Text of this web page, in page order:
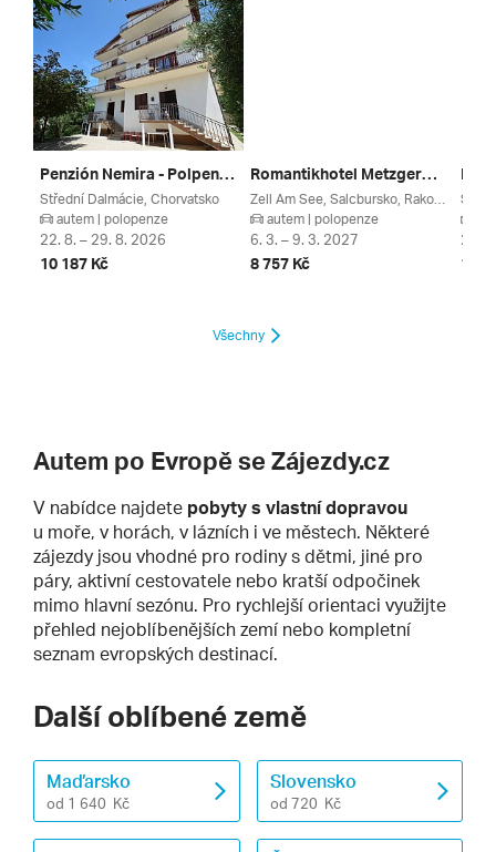
Penzión Nemira - Polpenzia ***
Střední Dalmácie, Chorvatsko
autem | polopenze
22. 8. – 29. 8. 2026
10 187 Kč
Romantikhotel Metzgerwirt ****
autem | polopenze
6. 3. – 9. 3. 2027
8 757 Kč
22.
10
Všechny
Autem po Evropě se Zájezdy.cz
V nabídce najdete pobyty s vlastní dopravou
u moře, v horách, v lázních i ve městech. Některé
zájezdy jsou vhodné pro rodiny s dětmi, jiné pro
páry, aktivní cestovatele nebo kratší odpočinek
mimo hlavní sezónu. Pro rychlejší orientaci využijte
přehled nejoblíbenějších zemí nebo kompletní
seznam evropských destinací.
Další oblíbené země
Maďarsko
od 1 640 Kč
Slovensko
od 720 Kč